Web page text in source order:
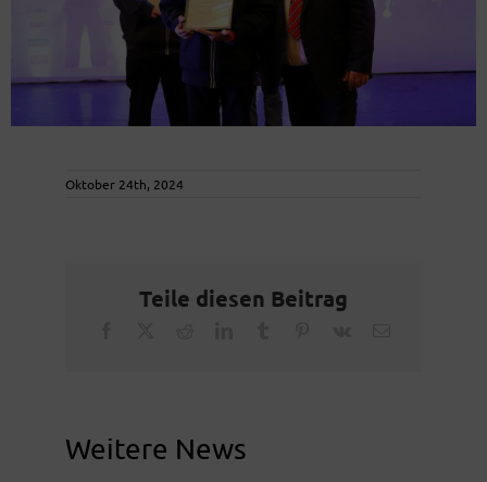
Oktober 24th, 2024
Teile diesen Beitrag
Weitere News